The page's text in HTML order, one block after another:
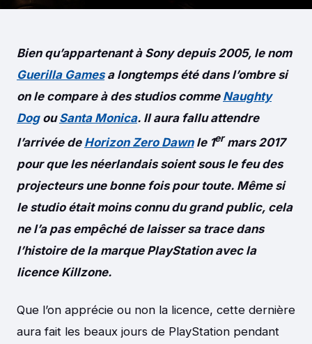
Bien qu’appartenant à Sony depuis 2005, le nom
Guerilla Gamesa longtemps été dans l’ombre si
on le compare à des studios comme Naughty
DogouSanta Monica. Il aura fallu attendre
l’arrivée de Horizon Zero Dawnle 1ermars 2017
pour que les néerlandais soient sous le feu des
projecteurs une bonne fois pour toute. Même si
le studio était moins connu du grand public, cela
ne l’a pas empêché de laisser sa trace dans
l’histoire de la marque PlayStation avec la
licence Killzone.
Que l’on apprécie ou non la licence, cette dernière
aura fait les beaux jours de PlayStation pendant